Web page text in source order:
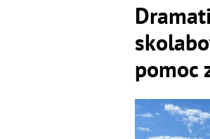
pomoc